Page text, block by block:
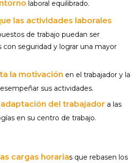
laboral equilibrado.
las actividades laborales
de trabajo puedan ser
con seguridad y lograr una mayor
la motivación en el trabajador y la
sus actividades.
adaptación del trabajador a las
en su centro de trabajo.
cargas horarias que rebasen los